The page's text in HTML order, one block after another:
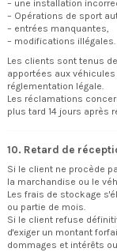
– une installation
– Opérations de sport
– entrées manquantes,
– modifications illégales.
Les clients sont tenus
apportées aux
réglementation légale.
Les réclamations
plus tard 14 jours après
10. Retard de
Si le client ne procède
la marchandise ou le
Les frais de stockage
ou partie de mois.
Si le client refuse
d'exiger un montant
dommages et intérêts